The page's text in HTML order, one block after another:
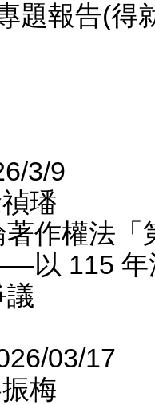
題報告(得
3/9
璠
作權法
以 115 年
議
03/17
梅